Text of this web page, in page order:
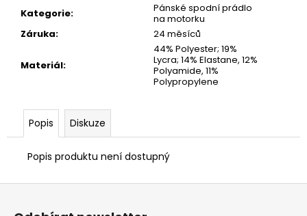
Kategorie:
Pánské spodní prádlo
na motorku
Záruka: 24 měsíců
Materiál:
44% Polyester; 19%
Lycra; 14% Elastane, 12%
Polyamide, 11%
Polypropylene
Popis Diskuze
Popis produktu není dostupný
VESTA
DUCATI
THRILL
2,0
Kč
Z